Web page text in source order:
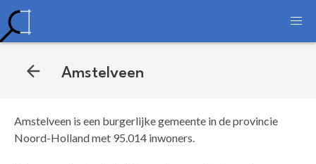
Amstelveen
Amstelveen is een burgerlijke gemeente in de provincie
Noord-Holland met 95.014 inwoners.